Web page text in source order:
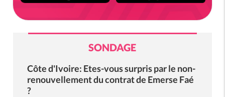
SONDAGE
Côte d'Ivoire: Etes-vous surpris par le non-
renouvellement du contrat de Emerse Faé
?